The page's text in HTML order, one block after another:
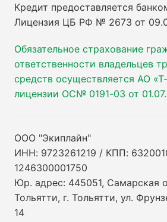
Кредит предоставляется
Лицензия ЦБ РФ № 2673 от
Обязательное страхование
ответственности владельцев
средств осуществляется АО
лицензии ОС№ 0191-03 от
ООО "Экиплайн"
ИНН: 9723261219 / КПП:
1246300001750
Юр. адрес: 445051, Самарская
Тольятти, г. Тольятти, ул.
14